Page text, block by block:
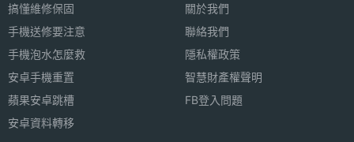
搞懂維修保固
手機送修要注意
手機泡水怎麼救
安卓手機重置
蘋果安卓跳槽
安卓資料轉移
關於我們
聯絡我們
隱私權政策
智慧財產權聲明
FB登入問題